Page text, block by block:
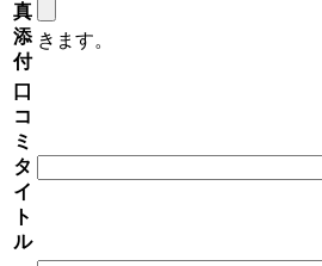
真
添
付
きます。
口
コ
ミ
タ
イ
ト
ル